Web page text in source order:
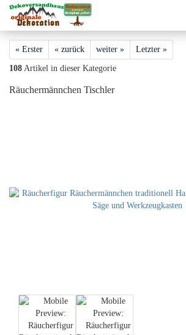
« Erster « zurück weiter » Letzter »
108 Artikel in dieser Kategorie
Räuchermännchen Tischler